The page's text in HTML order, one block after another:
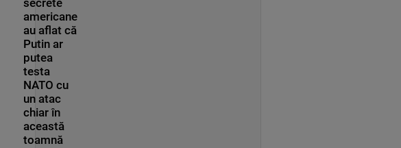
secrete
americane
au aflat că
Putin ar
putea
testa
NATO cu
un atac
chiar în
această
toamnă